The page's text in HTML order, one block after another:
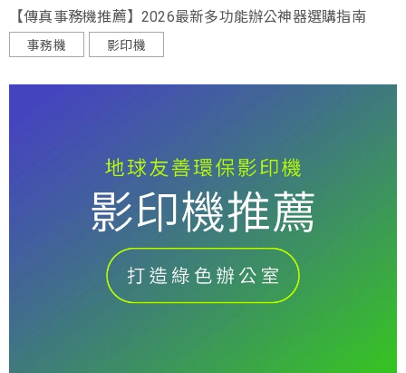
【傳真事務機推薦】2026最新多功能辦公神器選購指南
事務機 影印機